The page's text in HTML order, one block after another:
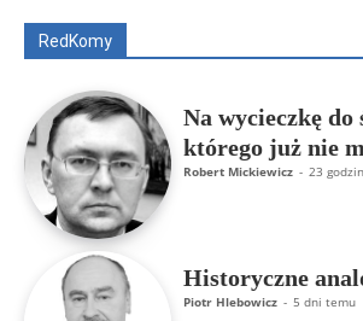
RedKomy
Na wycieczkę do
którego już nie
Robert Mickiewicz - 23
Historyczne
Piotr Hlebowicz - 5 dni temu